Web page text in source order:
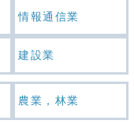
情報通信業
建設業
農業，林業